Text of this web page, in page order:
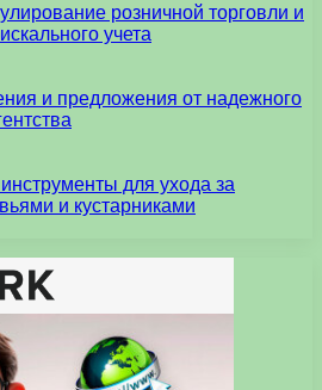
розничной торговли и
учета
и предложения от надежного
для ухода за
и кустарниками